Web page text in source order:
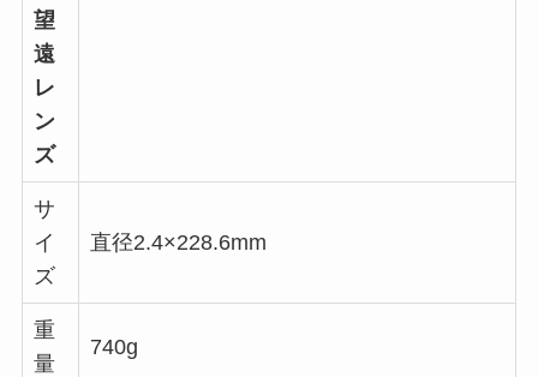
望
遠
レ
ン
ズ
サ
イ
ズ
直径2.4×228.6mm
重
量
740g